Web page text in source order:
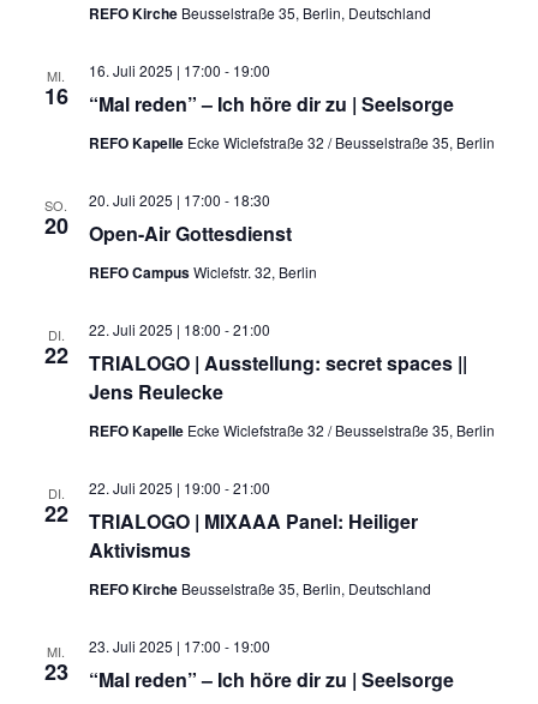
REFO Kirche Beusselstraße 35, Berlin, Deutschland
MI.
16 “Mal reden” – Ich höre dir zu | Seelsorge
16. Juli 2025 | 17:00 - 19:00
REFO Kapelle Ecke Wiclefstraße 32 / Beusselstraße 35, Berlin
SO.
20 Open-Air Gottesdienst
20. Juli 2025 | 17:00 - 18:30
REFO CampusWiclefstr. 32, Berlin
DI.
22
TRIALOGO | Ausstellung: secret spaces ||
Jens Reulecke
22. Juli 2025 | 18:00 -21:00
REFO Kapelle Ecke Wiclefstraße 32 / Beusselstraße 35, Berlin
DI.
22
TRIALOGO | MIXAAA Panel: Heiliger
Aktivismus
22. Juli 2025 | 19:00 -21:00
REFO Kirche Beusselstraße 35, Berlin, Deutschland
MI.
23 “Mal reden” – Ich höre dir zu | Seelsorge
23. Juli 2025 | 17:00 - 19:00